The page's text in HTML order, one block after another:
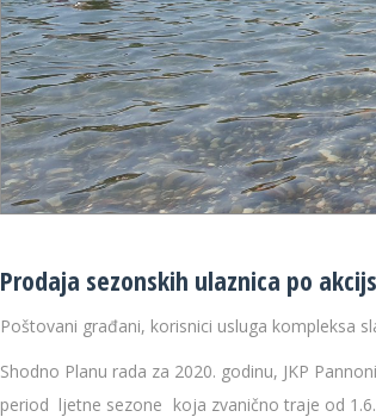
Prodaja sezonskih ulaznica po
Poštovani građani, korisnici usluga kompleksa
Shodno Planu rada za 2020. godinu, JKP
period ljetne sezone koja zvanično traje od